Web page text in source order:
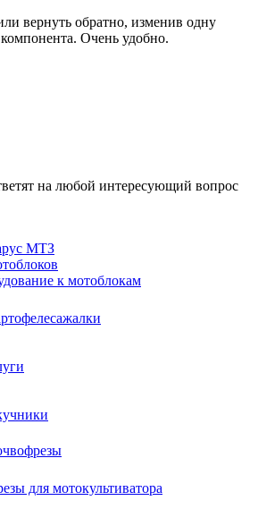
вернуть обратно, изменив одну
Очень удобно.
на любой интересующий вопрос
МТЗ
к мотоблокам
для мотокультиватора